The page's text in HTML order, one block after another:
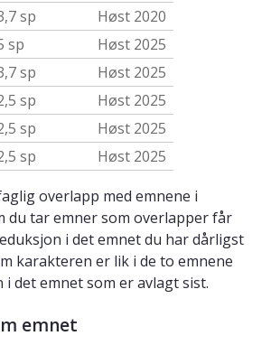
sp
Høst 2020
sp
Høst 2025
sp
Høst 2025
sp
Høst 2025
sp
Høst 2025
sp
Høst 2025
overlapp med emnene i
du tar emner som overlapper får
i det emnet du har dårligst
karakteren er lik i de to emnene
i det emnet som er avlagt sist.
emnet